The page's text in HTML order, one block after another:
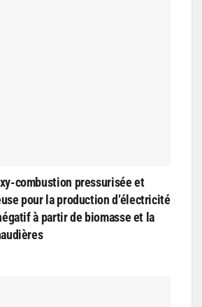
combustion pressurisée et
pour la production d’électricité
à partir de biomasse et la